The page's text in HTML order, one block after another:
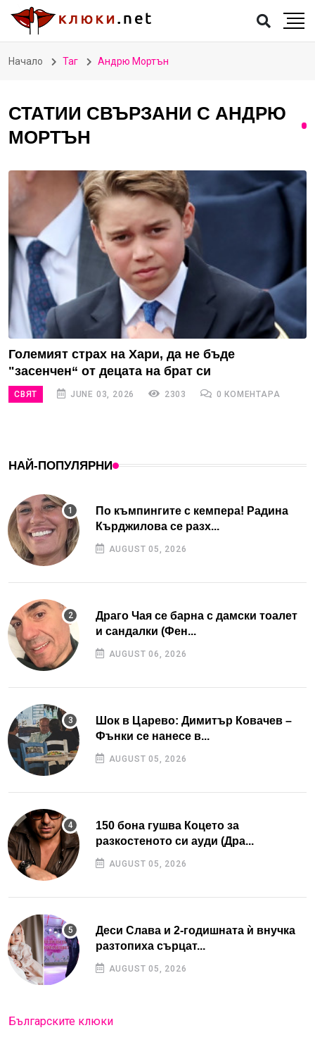
Начало Таг Андрю Мортън
СТАТИИ СВЪРЗАНИ С АНДРЮ
МОРТЪН
Големият страх на Хари, да не бъде
"засенчен“ от децата на брат си
СВЯТ JUNE 03, 2026 2303 0 КОМЕНТАРА
НАЙ-ПОПУЛЯРНИ
По къмпингите с кемпера! Радина
Кърджилова се разх...
AUGUST 05, 2026
Драго Чая се барна с дамски тоалет
и сандалки (Фен...
AUGUST 06, 2026
Шок в Царево: Димитър Ковачев –
Фънки се нанесе в...
AUGUST 05, 2026
150 бона гушва Коцето за
разкостеното си ауди (Дра...
AUGUST 05, 2026
Деси Слава и 2-годишната ѝ внучка
разтопиха сърцат...
AUGUST 05, 2026
Българските клюки